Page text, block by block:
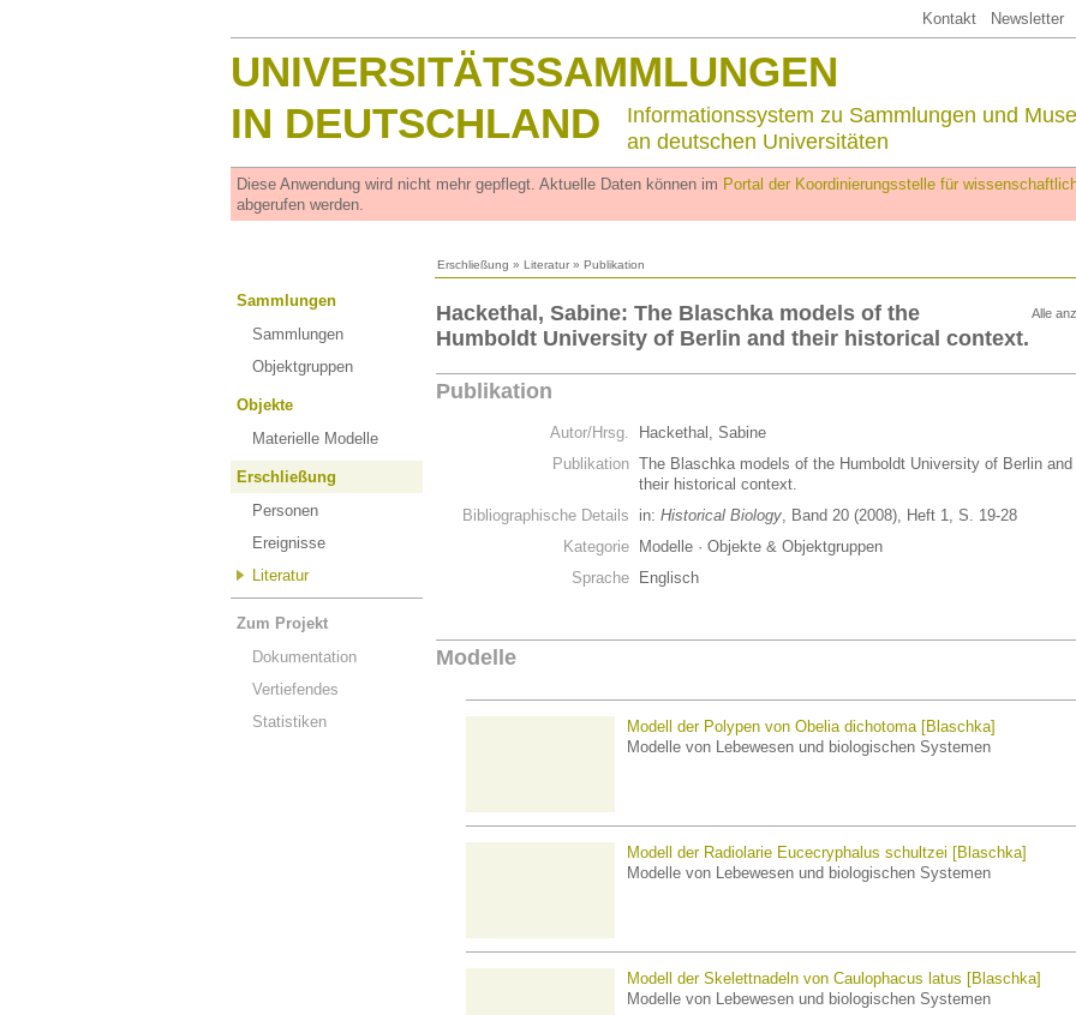
Kontakt Newsletter
UNIVERSITÄTSSAMMLUNGEN
IN DEUTSCHLAND
Informationssystem zu Sammlungen und
an deutschen Universitäten
Diese Anwendung wird nicht mehr gepflegt. Aktuelle Daten können im Portal der Koordinierungsstelle für
abgerufen werden.
Erschließung » Literatur » Publikation
Sammlungen
Sammlungen
Objektgruppen
Objekte
Materielle Modelle
Erschließung
Personen
Ereignisse
Literatur
Zum Projekt
Dokumentation
Vertiefendes
Statistiken
Alle
Hackethal, Sabine: The Blaschka models of the
Humboldt University of Berlin and their historical context.
Publikation
Autor/Hrsg.
Hackethal, Sabine
Publikation The Blaschka models of the Humboldt University of Berlin and
their historical context.
Bibliographische Details
in: Historical Biology, Band 20 (2008), Heft 1, S. 19-28
Kategorie
Modelle · Objekte & Objektgruppen
Sprache
Englisch
Modelle
Modell der Polypen von Obelia dichotoma [Blaschka]
Modelle von Lebewesen und biologischen Systemen
Modell der Radiolarie Eucecryphalus schultzei [Blaschka]
Modelle von Lebewesen und biologischen Systemen
Modell der Skelettnadeln von Caulophacus latus [Blaschka]
Modelle von Lebewesen und biologischen Systemen